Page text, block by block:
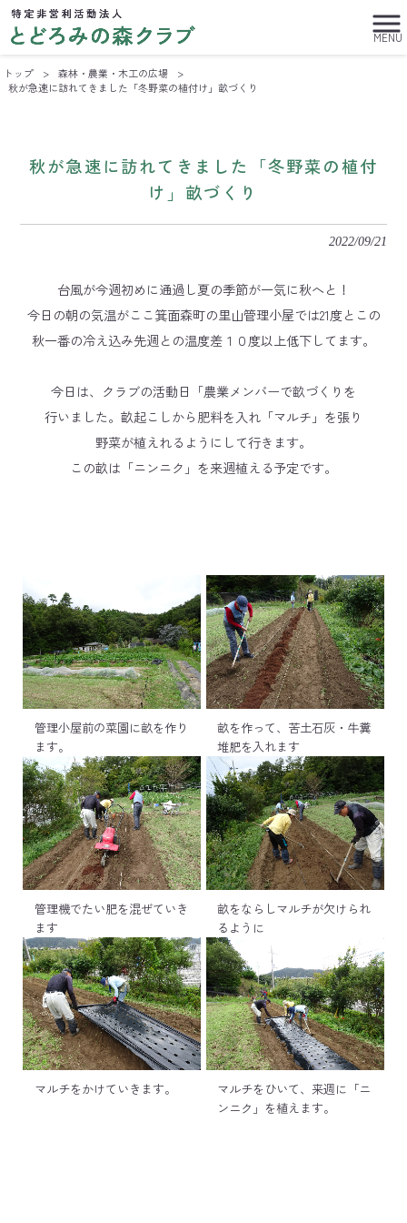
MENU
トップ > 森林・農業・木工の広場
>
秋が急速に訪れてきました「冬野菜の植付け」畝づくり
秋が急速に訪れてきました「冬野菜の植付
け」畝づくり
2022/09/21
台風が今週初めに通過し夏の季節が一気に秋へと！
今日の朝の気温がここ箕面森町の里山管理小屋では21度とこの
秋一番の冷え込み先週との温度差１０度以上低下してます。
今日は、クラブの活動日「農業メンバーで畝づくりを
行いました。畝起こしから肥料を入れ「マルチ」を張り
野菜が植えれるようにして行きます。
この畝は「ニンニク」を来週植える予定です。
管理小屋前の菜園に畝を作り
ます。
畝を作って、苦土石灰・牛糞
堆肥を入れます
管理機でたい肥を混ぜていき
ます
畝をならしマルチが欠けられ
るように
マルチをかけていきます。
マルチをひいて、来週に「ニ
ンニク」を植えます。